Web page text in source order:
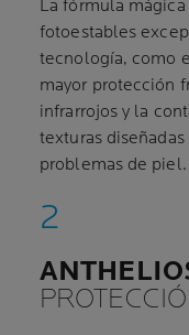
La fórmula
fotoestables
tecnología, como
mayor protección
infrarrojos y la
texturas
problemas de piel.